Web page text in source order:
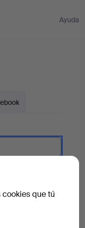
Ayuda
que tú